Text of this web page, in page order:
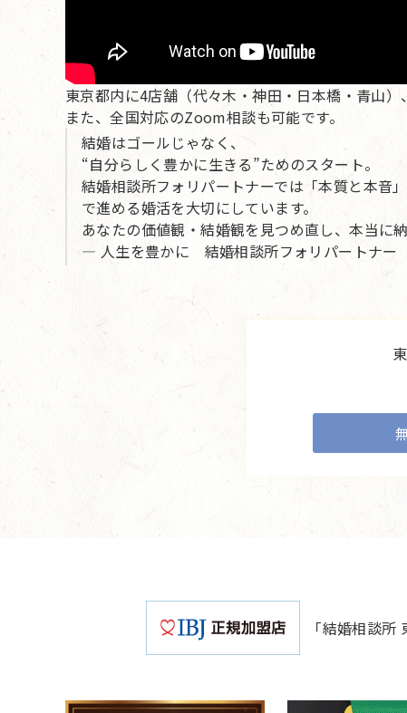
東京都内に4店舗（代々木・神田・日本橋・青山）
また、全国対応のZoom相談も可能です。
結婚はゴールじゃなく、
“自分らしく豊かに生きる”ためのスタート。
結婚相談所フォリパートナーでは「本質と本音
で進める婚活を大切にしています。
あなたの価値観・結婚観を見つめ直し、本当に
— 人生を豊かに 結婚相談所フォリパートナ
「結婚相談